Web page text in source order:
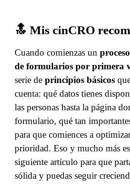
🔝 Mis cinCRO
Cuando comienzas un
de formularios por primera
serie de principios básicos
cuenta: qué datos tienes
las personas hasta la página
formulario, qué tan
para que comiences a
prioridad. Eso y mucho más
siguiente artículo para que
sólida y puedas seguir